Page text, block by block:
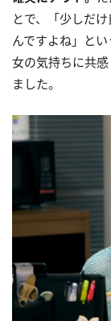
とで、「少しだ
んですよね」と
女の気持ちに共
ました。